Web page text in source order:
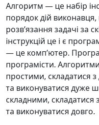
Алгоритм — це набір
порядок дій
розвʼязання задачі за
інструкцій це і є
— це компʼютер.
програмісти.
простими, складатися з
та виконуватися дуже
складними, складатися
та виконуватися довго.